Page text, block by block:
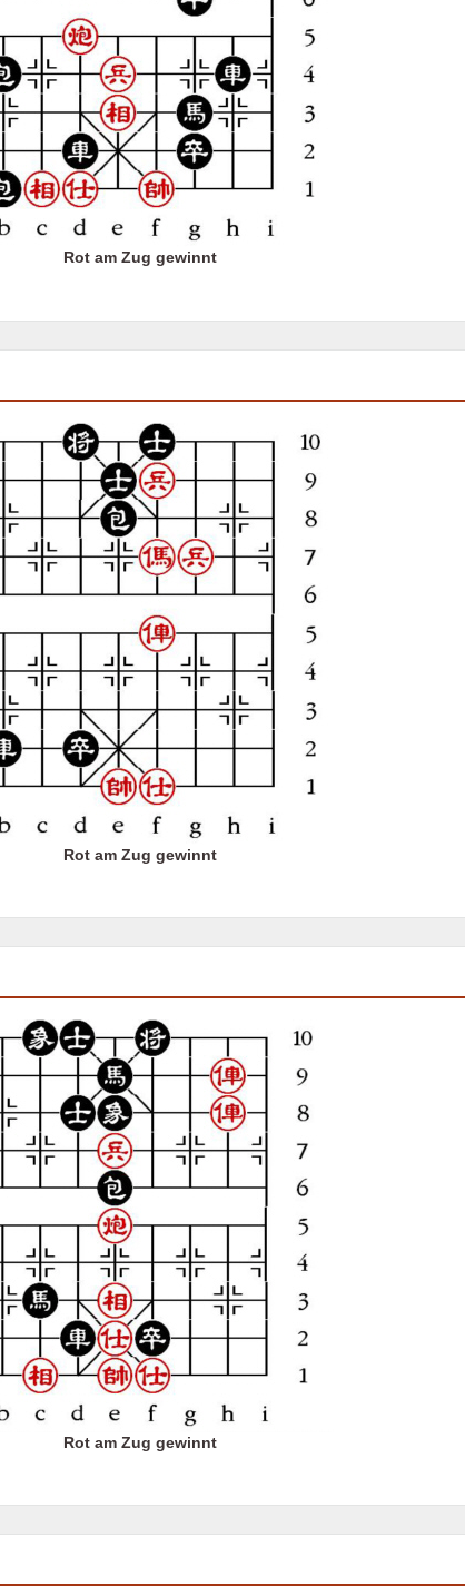
Rot am Zug gewinnt
Rot am Zug gewinnt
Rot am Zug gewinnt